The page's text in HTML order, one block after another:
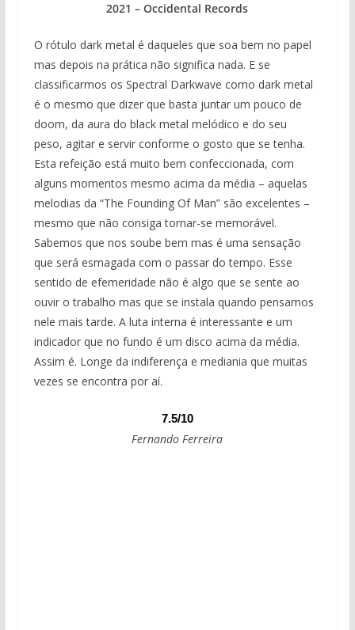
2021 – Occidental Records
O rótulo dark metal é daqueles que soa bem no papel
mas depois na prática não significa nada. E se
classificarmos os Spectral Darkwave como dark metal
é o mesmo que dizer que basta juntar um pouco de
doom, da aura do black metal melódico e do seu
peso, agitar e servir conforme o gosto que se tenha.
Esta refeição está muito bem confeccionada, com
alguns momentos mesmo acima da média – aquelas
melodias da “The Founding Of Man” são excelentes –
mesmo que não consiga tornar-se memorável.
Sabemos que nos soube bem mas é uma sensação
que será esmagada com o passar do tempo. Esse
sentido de efemeridade não é algo que se sente ao
ouvir o trabalho mas que se instala quando pensamos
nele mais tarde. A luta interna é interessante e um
indicador que no fundo é um disco acima da média.
Assim é. Longe da indiferença e mediania que muitas
vezes se encontra por aí.
7.5/10
Fernando Ferreira